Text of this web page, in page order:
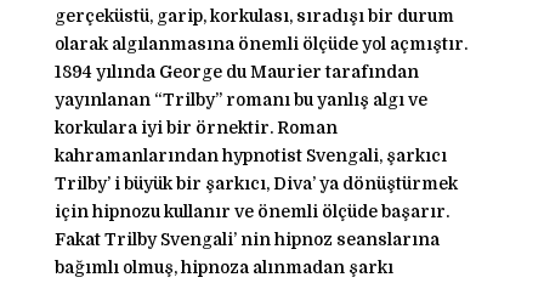
gerçeküstü, garip, korkulası, sıradışı bir durum
olarak algılanmasına önemli ölçüde yol açmıştır.
1894 yılında George du Maurier tarafından
yayınlanan “Trilby” romanı bu yanlış algı ve
korkulara iyi bir örnektir. Roman
kahramanlarından hypnotist Svengali, şarkıcı
Trilby’ i büyük bir şarkıcı, Diva’ ya dönüştürmek
için hipnozu kullanır ve önemli ölçüde başarır.
Fakat Trilby Svengali’ nin hipnoz seanslarına
bağımlı olmuş, hipnoza alınmadan şarkı